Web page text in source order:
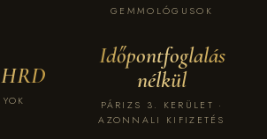
GEMMOLÓGUSOK
Időpontfoglalás
nélkül
PÁRIZS 3. KERÜLET ·
AZONNALI KIFIZETÉS